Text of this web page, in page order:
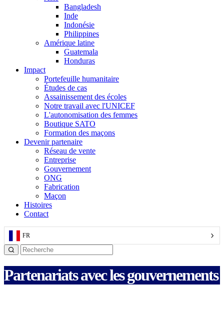
Bangladesh
Inde
Indonésie
Philippines
Amérique latine
Guatemala
Honduras
Impact
Portefeuille humanitaire
Études de cas
Assainissement des écoles
Notre travail avec l'UNICEF
L'autonomisation des femmes
Boutique SATO
Formation des maçons
Devenir partenaire
Réseau de vente
Entreprise
Gouvernement
ONG
Fabrication
Maçon
Histoires
Contact
FR
Partenariats avec les gouvernements